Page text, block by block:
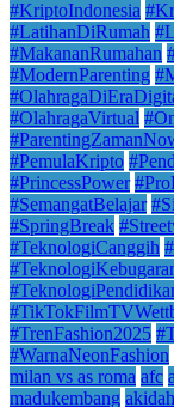
#KriptoIndonesia
#LatihanDiRumah
#MakananRumahan
#ModernParenting
#OlahragaVirtual
#PemulaKripto
#PrincessPower
#SemangatBelajar
#SpringBreak
#TeknologiCanggih
#TrenFashion2025
#WarnaNeonFashion
milan vs as roma afc
madukembang